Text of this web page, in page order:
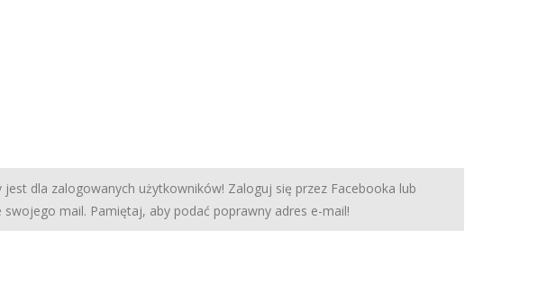
dla zalogowanych użytkowników! Zaloguj się przez Facebooka lub
mail. Pamiętaj, aby podać poprawny adres e-mail!